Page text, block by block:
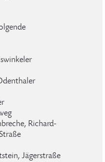
Richard-
Jägerstraße